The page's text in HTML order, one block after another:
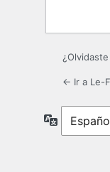
← Ir a Le-
Idioma